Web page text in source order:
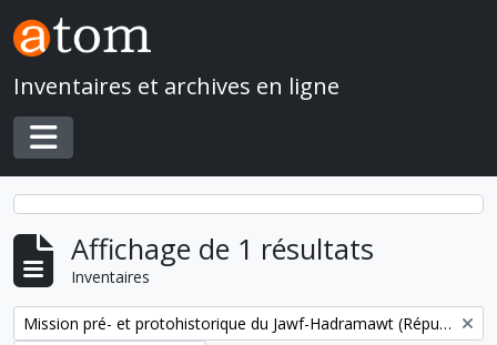
Skip to main content
Inventaires et archives en ligne
Toggle navigation
Affichage de 1 résultats
Inventaires
Remove filter:
Mission pré- et protohistorique du Jawf-Hadramawt (République du Yémen)